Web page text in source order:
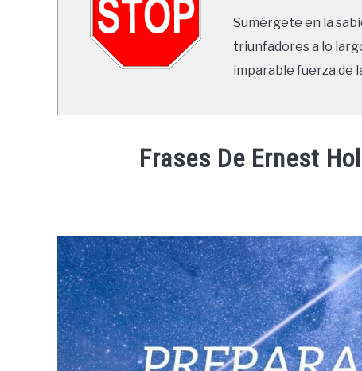
Sumérgete en la
triunfadores a lo
imparable fuerza de
Frases De Ernest
in
Frases